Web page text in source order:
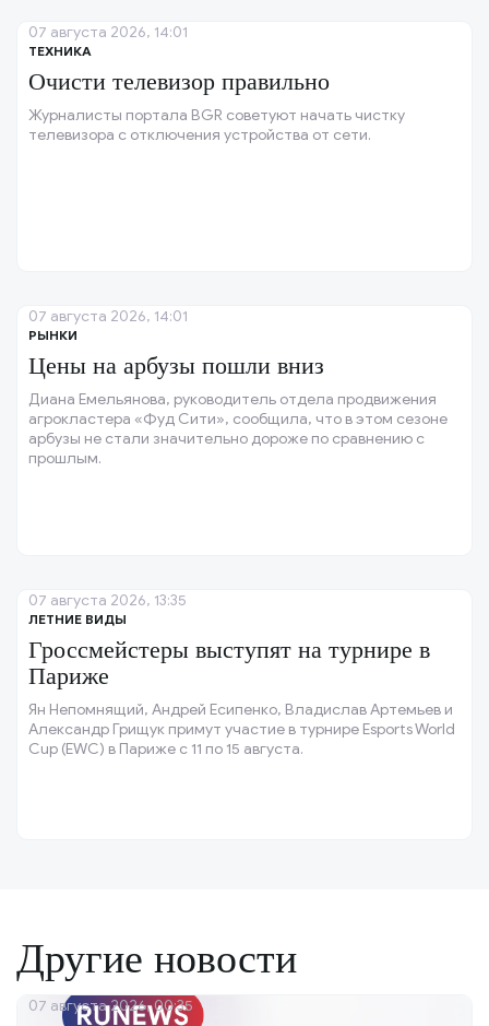
ТЕХНИКА
Очисти телевизор правильно
Журналисты портала BGR советуют начать чистку
телевизора с отключения устройства от сети.
07 августа 2026, 14:01
РЫНКИ
Цены на арбузы пошли вниз
Диана Емельянова, руководитель отдела продвижения
агрокластера «Фуд Сити», сообщила, что в этом сезоне
арбузы не стали значительно дороже по сравнению с
прошлым.
07 августа 2026, 14:01
ЛЕТНИЕ ВИДЫ
Гроссмейстеры выступят на турнире в
Париже
Ян Непомнящий, Андрей Есипенко, Владислав Артемьев и
Александр Грищук примут участие в турнире Esports World
Cup (EWC) в Париже с 11 по 15 августа.
07 августа 2026, 13:35
Другие новости
07 августа 2026, 00:35